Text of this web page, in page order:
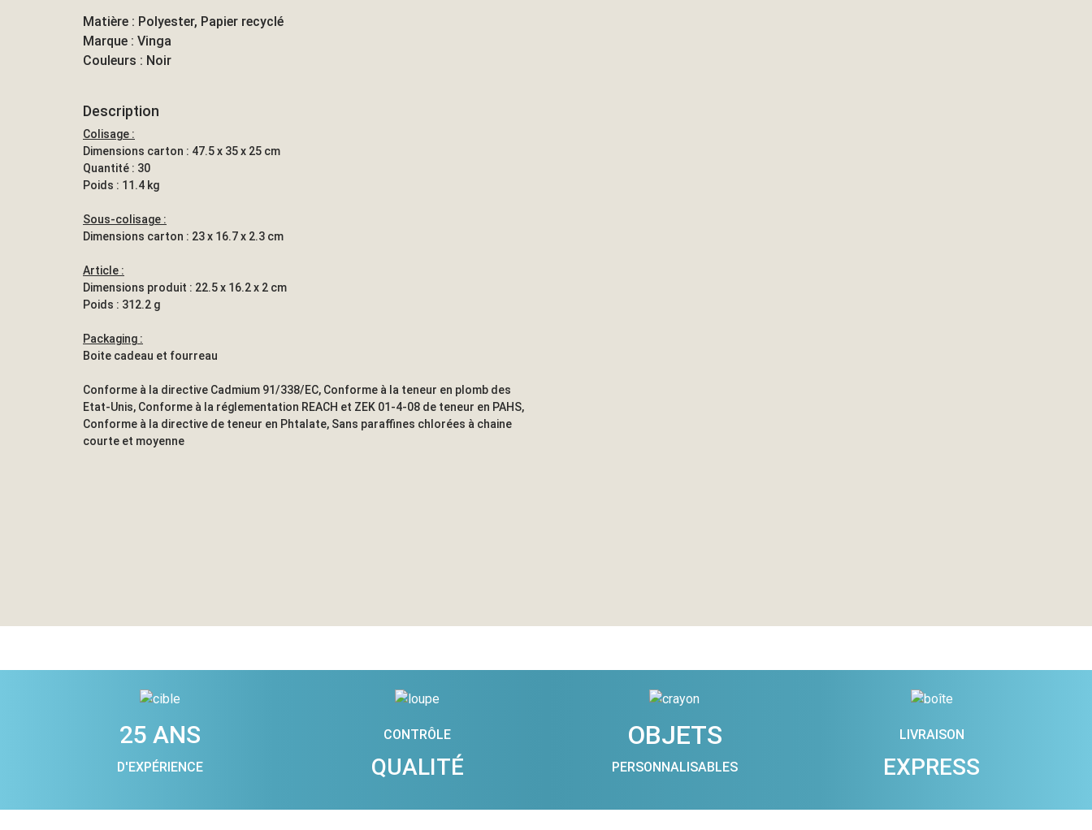
Matière : Polyester, Papier recyclé
Marque : Vinga
Couleurs : Noir
Description
Colisage :
Dimensions carton : 47.5 x 35 x 25 cm
Quantité : 30
Poids : 11.4 kg
Sous-colisage :
Dimensions carton : 23 x 16.7 x 2.3 cm
Article :
Dimensions produit : 22.5 x 16.2 x 2 cm
Poids : 312.2 g
Packaging :
Boite cadeau et fourreau
Conforme à la directive Cadmium 91/338/EC, Conforme à la teneur en plomb des
Etat-Unis, Conforme à la réglementation REACH et ZEK 01-4-08 de teneur en PAHS,
Conforme à la directive de teneur en Phtalate, Sans paraffines chlorées à chaine
courte et moyenne
25 ANS
D'EXPÉRIENCE
CONTRÔLE
QUALITÉ
OBJETS
PERSONNALISABLES
LIVRAISON
EXPRESS